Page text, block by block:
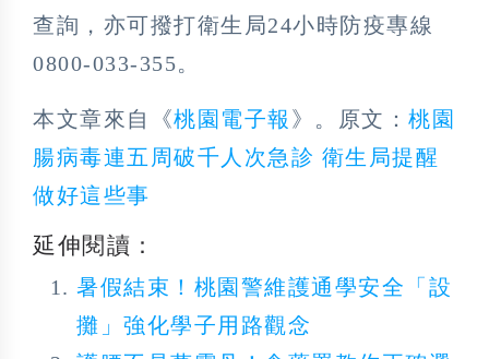
查詢，亦可撥打衛生局24小時防疫專線
0800-033-355。
本文章來自《桃園電子報 》。原文： 桃園
腸病毒連五周破千人次急診 衛生局提醒
做好這些事
延伸閱讀：
暑假結束！桃園警維護通學安全「設
攤」強化學子用路觀念